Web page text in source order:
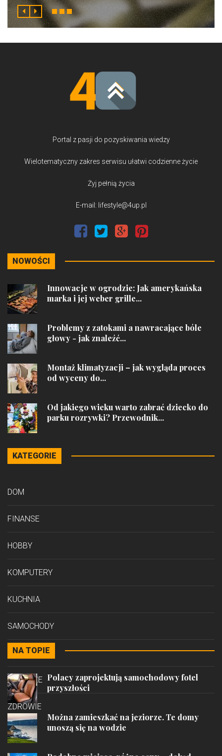
Portal z pasji do pozyskiwania wiedzy
Wielotematyczny zakres serwisu ułatwi codzienne życie
Żyj pełnią życia
E-mail: lifestyle@4up.pl
NOWOŚCI
Innowacje w ogrodzie: Jak amerykańska
marka i jej weber grille...
Problemy z zatokami a nawracające bóle
głowy - jak znaleźć...
Montaż klimatyzacji – jak wygląda proces
od wyceny do...
Od jakiego wieku warto zabrać dziecko do
parku rozrywki? Przewodnik...
KATEGORIE
DOM
FINANSE
HOBBY
KOMPUTERY
KUCHNIA
SAMOCHODY
STYL
PODRÓŻE
ZDROWIE
NA TOPIE
Polacy zaprojektują samochodowy fotel
przyszłości
Można zamieszkać na jeziorze. Te domy
unoszą się na wodzie